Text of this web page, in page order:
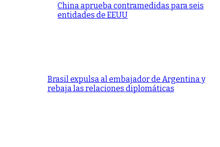
China aprueba contramedidas para seis
entidades de EEUU
Brasil expulsa al embajador de Argentina y
rebaja las relaciones diplomáticas